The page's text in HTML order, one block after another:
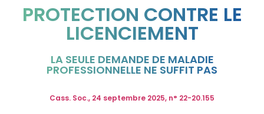
PROTECTION CONTRE LE
LICENCIEMENT
LA SEULE DEMANDE DE MALADIE
PROFESSIONNELLE NE SUFFIT PAS
Cass. Soc., 24 septembre 2025, n° 22-20.155